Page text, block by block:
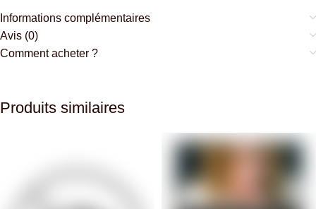
Informations complémentaires
Avis (0)
Comment acheter ?
Produits similaires